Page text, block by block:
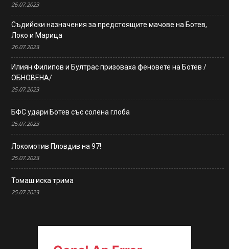
26.07.2023
Съдийски назначения за предстоящите мачове на Ботев,
Локо и Марица
26.07.2023
Илиян Филипов и Бултрас призоваха феновете на Ботев /
ОБНОВЕНА/
25.07.2023
БФС удари Ботев със солена глоба
25.07.2023
Локомотив Пловдив на 97!
25.07.2023
Томаш иска трима
25.07.2023